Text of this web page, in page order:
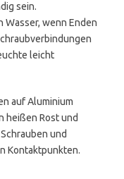
sein.
Wasser, wenn Enden
leicht
auf Aluminium
heißen Rost und
und
Kontaktpunkten.